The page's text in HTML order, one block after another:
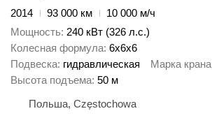
2014
93 000 км
10 000 м/ч
Мощность 240 кВт (326 л.с.)
Колесная формула 6x6x6
Подвеска гидравлическая Марка крана
Высота подъема 50 м
Польша, Częstochowa